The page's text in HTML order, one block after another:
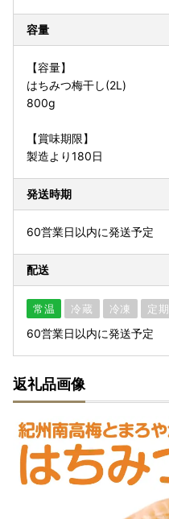
容量
【容量】
はちみつ梅干し(2L)
800g
【賞味期限】
製造より180日
発送時期
60営業日以内に発送予定
配送
常温 冷蔵 冷凍 定期
60営業日以内に発送予定
返礼品画像